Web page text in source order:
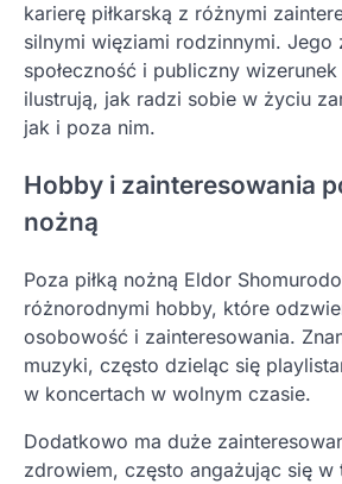
karierę piłkarską z różnymi
silnymi więziami rodzinnymi. Jego
społeczność i publiczny
ilustrują, jak radzi sobie w życiu
jak i poza nim.
Hobby i zainteresowania
nożną
Poza piłką nożną Eldor
różnorodnymi hobby, które
osobowość i zainteresowania.
muzyki, często dzieląc się
w koncertach w wolnym czasie.
Dodatkowo ma duże
zdrowiem, często angażując się w